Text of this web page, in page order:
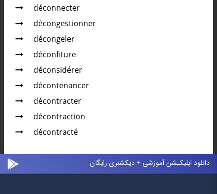
déconnecter
décongestionner
décongeler
déconfiture
déconsidérer
décontenancer
décontracter
décontraction
décontracté
دانلود اپلیکیشن آموزشی + دیکشنری رایگان